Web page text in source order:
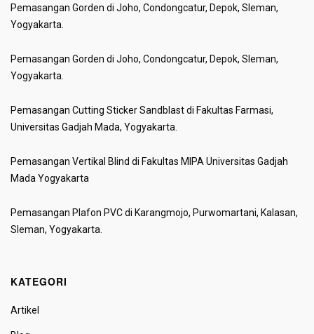
Pemasangan Gorden di Joho, Condongcatur, Depok, Sleman,
Yogyakarta.
Pemasangan Gorden di Joho, Condongcatur, Depok, Sleman,
Yogyakarta.
Pemasangan Cutting Sticker Sandblast di Fakultas Farmasi,
Universitas Gadjah Mada, Yogyakarta.
Pemasangan Vertikal Blind di Fakultas MIPA Universitas Gadjah
Mada Yogyakarta
Pemasangan Plafon PVC di Karangmojo, Purwomartani, Kalasan,
Sleman, Yogyakarta.
KATEGORI
Artikel